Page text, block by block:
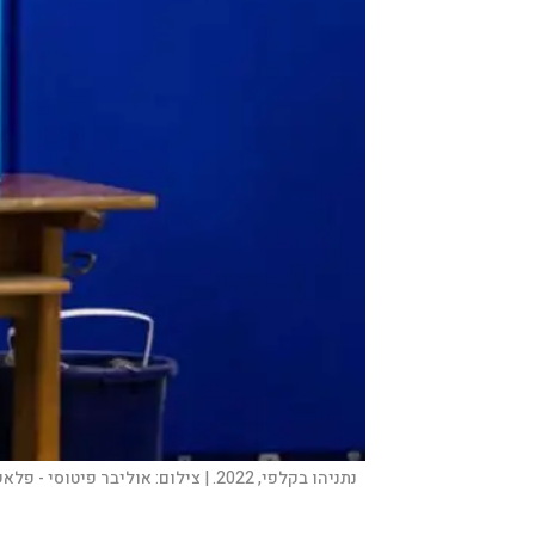
נתניהו בקלפי, 2022. | צילום:אוליבר פיטוסי - פלאש